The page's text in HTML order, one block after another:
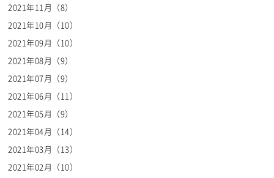
2021年11月（8）
2021年10月（10）
2021年09月（10）
2021年08月（9）
2021年07月（9）
2021年06月（11）
2021年05月（9）
2021年04月（14）
2021年03月（13）
2021年02月（10）